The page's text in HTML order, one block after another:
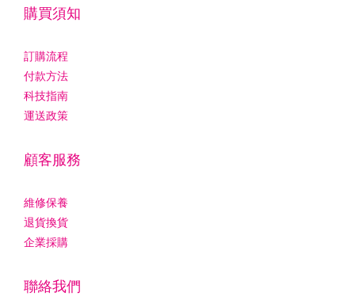
購買須知
訂購流程
付款方法
科技指南
運送政策
顧客服務
維修保養
退貨換貨
企業採購
聯絡我們